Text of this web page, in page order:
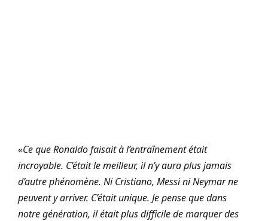
«Ce que Ronaldo faisait à l’entraînement était
incroyable. C’était le meilleur, il n’y aura plus jamais
d’autre phénomène. Ni Cristiano, Messi ni Neymar ne
peuvent y arriver. C’était unique. Je pense que dans
notre génération, il était plus difficile de marquer des